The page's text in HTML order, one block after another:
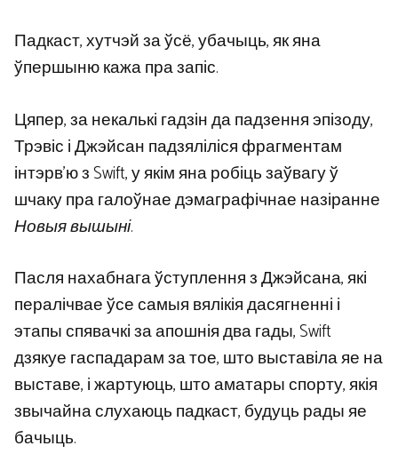
Падкаст, хутчэй за ўсё, убачыць, як яна
ўпершыню кажа пра запіс.
Цяпер, за некалькі гадзін да падзення эпізоду,
Трэвіс і Джэйсан падзяліліся фрагментам
інтэрв’ю з Swift, у якім яна робіць заўвагу ў
шчаку пра галоўнае дэмаграфічнае назіранне
Новыя вышыні.
Пасля нахабнага ўступлення з Джэйсана, які
пералічвае ўсе самыя вялікія дасягненні і
этапы спявачкі за апошнія два гады, Swift
дзякуе гаспадарам за тое, што выставіла яе на
выставе, і жартуюць, што аматары спорту, якія
звычайна слухаюць падкаст, будуць рады яе
бачыць.